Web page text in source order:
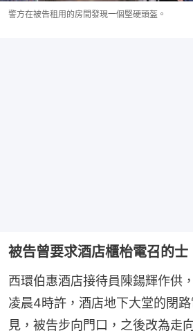
警方在被告租用的房間發現一個堅硬頭盔。
被告曾要求酒店櫃枱電召的士
西環伯惠酒店接待員陳鍚輝作供
凌晨4時許，酒店地下大堂的閉
見，被告步向門口，之後改為走